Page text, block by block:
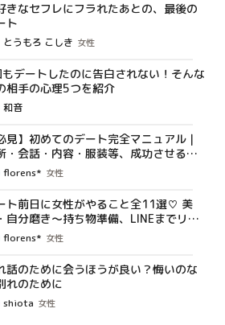
きなセフレにフラれたあとの、最後の
ト
とうもろ こしき 女性
デートしたのに告白されない！そんな
相手の心理5つを紹介
和音
見】初めてのデート完全マニュアル｜
・会話・内容・服装等、成功させるた
コツを解説！
florens* 女性
ト前日に女性がやること全11選♡ 美
自分磨き〜持ち物準備、LINEまでリス
ップ《コスメコンシェルジュが解説》
florens* 女性
話のために会うほうが良い？悔いのな
れのために
shiota 女性